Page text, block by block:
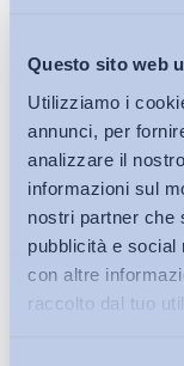
Questo sito web
Utilizziamo i
annunci, per
analizzare il
informazioni sul
nostri partner che
pubblicità e social
con altre
raccolto dal tuo
educazione e
interezza.
Matteo Colombo
Direttore
ADAPT Senior Fellow